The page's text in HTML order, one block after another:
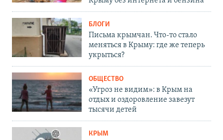
БЛОГИ
Письма крымчан. Что-то стало
меняться в Крыму: где же теперь
укрыться?
ОБЩЕСТВО
«Угроз не видим»: в Крым на
отдых и оздоровление завезут
тысячи детей
КРЫМ